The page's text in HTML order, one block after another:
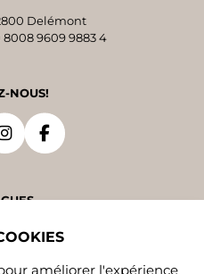
Delémont
9609 9883 4
NOUS!
FR
améliorer l'expérience